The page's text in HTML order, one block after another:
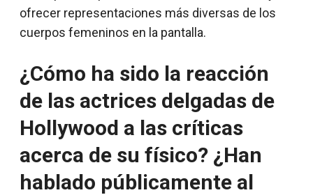
ofrecer representaciones más diversas de los
cuerpos femeninos en la pantalla.
¿Cómo ha sido la reacción
de las actrices delgadas de
Hollywood a las críticas
acerca de su físico? ¿Han
hablado públicamente al